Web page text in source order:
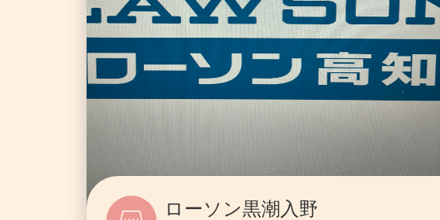
ローソン黒潮入野